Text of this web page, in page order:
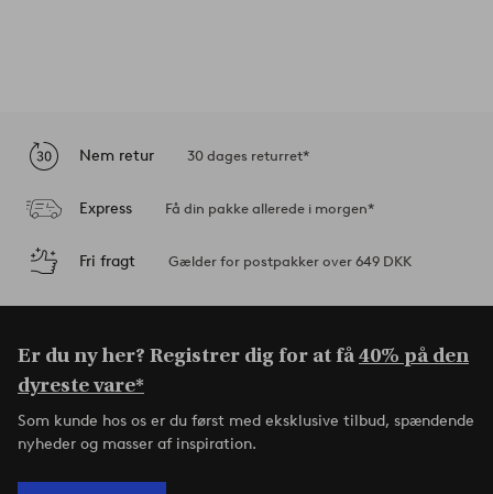
Nem retur 30 dages returret*
Express Få din pakke allerede i morgen*
Fri fragt Gælder for postpakker over 649 DKK
Er du ny her? Registrer dig for at få40% på den
dyreste vare*
Som kunde hos os er du først med eksklusive tilbud, spændende
nyheder og masser af inspiration.